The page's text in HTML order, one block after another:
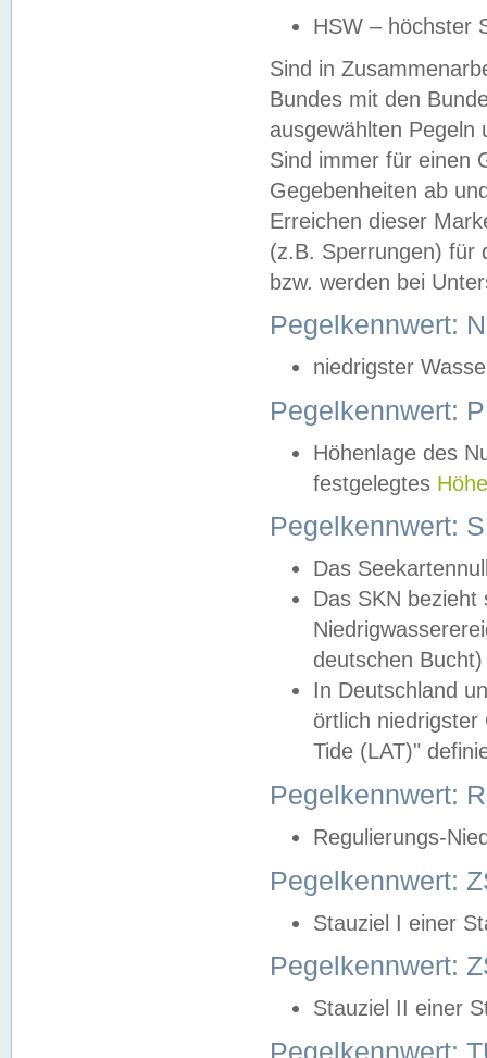
HSW – höchster
Sind in
Bundes mit den
ausgewählten
Sind immer für einen
Gegebenheiten ab
Erreichen dieser
(z.B. Sperrungen) für
bzw. werden bei
Pegelkennwert:
niedrigster
Pegelkennwert:
Höhenlage des
festgelegtes
Pegelkennwert:
Das
Das SKN
deutschen
In Deutschland
örtlich
Tide (LAT)"
Pegelkennwert:
Regulierungs-
Pegelkennwert:
Stauziel I einer
Pegelkennwert:
Stauziel II einer
Pegelkennwert: